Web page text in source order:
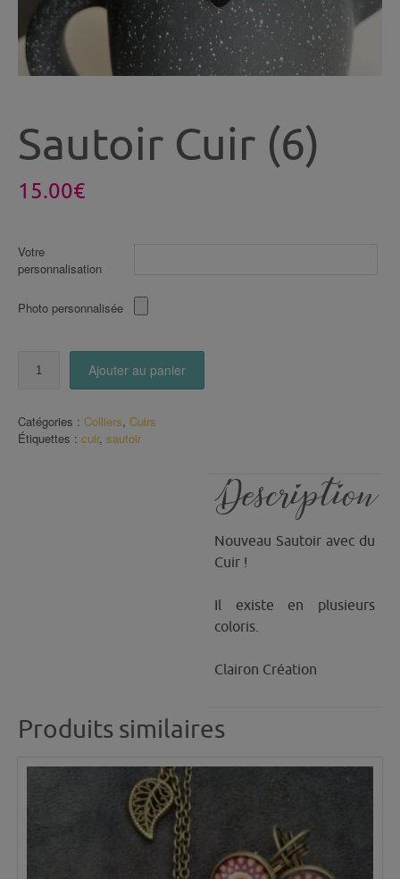
Sautoir Cuir (6)
15.00€
Votre
personnalisation
Photo personnalisée
(6)
Ajouter au panier
Catégories : Colliers, Cuirs
Étiquettes : cuir, sautoir
Description
Nouveau Sautoir avec du
Cuir !
Il existe en plusieurs
coloris.
Clairon Création
Produits similaires